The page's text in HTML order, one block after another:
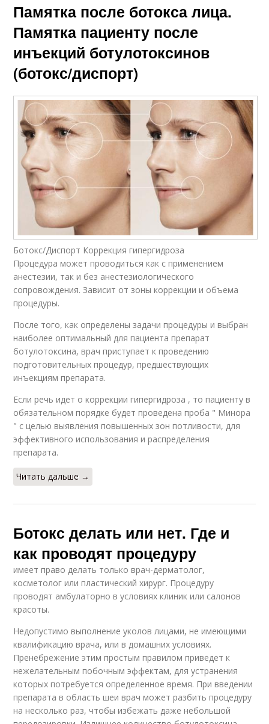
Памятка после ботокса лица.
Памятка пациенту после
инъекций ботулотоксинов
(ботокс/диспорт)
Ботокс/Диспорт Коррекция гипергидроза
Процедура может проводиться как с применением
анестезии, так и без анестезиологического
сопровождения. Зависит от зоны коррекции и объема
процедуры.
После того, как определены задачи процедуры и выбран
наиболее оптимальный для пациента препарат
ботулотоксина, врач приступает к проведению
подготовительных процедур, предшествующих
инъекциям препарата.
Если речь идет о коррекции гипергидроза , то пациенту в
обязательном порядке будет проведена проба " Минора
" с целью выявления повышенных зон потливости, для
эффективного использования и распределения
препарата.
Читать дальше →
Ботокс делать или нет. Где и
как проводят процедуру
имеет право делать только врач-дерматолог,
косметолог или пластический хирург. Процедуру
проводят амбулаторно в условиях клиник или салонов
красоты.
Недопустимо выполнение уколов лицами, не имеющими
квалификацию врача, или в домашних условиях.
Пренебрежение этим простым правилом приведет к
нежелательным побочным эффектам, для устранения
которых потребуется определенное время. При введении
препарата в область шеи врач может разбить процедуру
на несколько раз, чтобы избежать даже небольшой